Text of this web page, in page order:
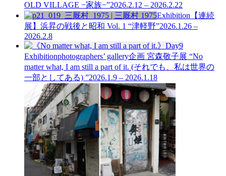
OLD VILLAGE −家族−”2026.2.12 – 2026.2.22
Exhibition 【連続
展】浜昇の戦後と昭和 Vol. 1 “津軽野”2026.1.26 –
2026.2.8
Exhibitionphotographers’ gallery企画 宮森敬子展 “No
matter what, I am still a part of it. (それでも、私は世界の
一部としてある) ”2026.1.9 – 2026.1.18